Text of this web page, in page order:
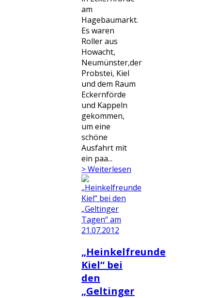
am
Hagebaumarkt.
Es waren
Roller aus
Howacht,
Neumünster,der
Probstei, Kiel
und dem Raum
Eckernförde
und Kappeln
gekommen,
um eine
schöne
Ausfahrt mit
ein paa...
> Weiterlesen
„Heinkelfreunde
Kiel“ bei
den
„Geltinger